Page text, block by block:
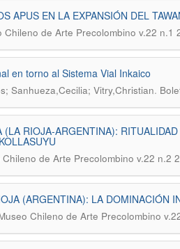
APUS EN LA EXPANSIÓN DEL
Chileno de Arte Precolombino v.22 n.1
en torno al Sistema Vial Inkaico
Sanhueza,Cecilia; Vitry,Christian.
(LA RIOJA-ARGENTINA):
de Arte Precolombino v.22 n.2
(ARGENTINA): LA DOMINACIÓN
Chileno de Arte Precolombino